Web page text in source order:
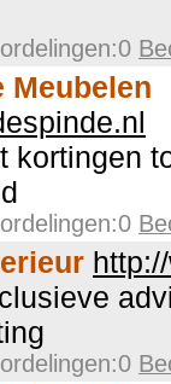
Meubelen
kortingen